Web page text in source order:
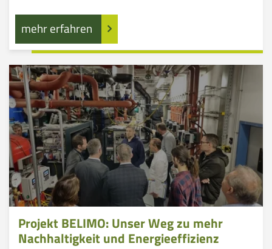
mehr erfahren
Projekt BELIMO: Unser Weg zu mehr
Nachhaltigkeit und Energieeffizienz